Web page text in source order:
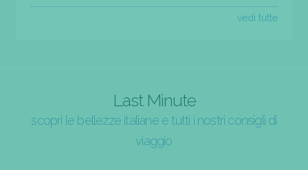
vedi tutte
Last Minute
scopri le bellezze italiane e tutti i nostri consigli di
viaggio